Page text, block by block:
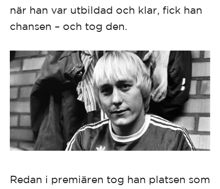
när han var utbildad och klar, fick han
chansen – och tog den.
Redan i premiären tog han platsen som